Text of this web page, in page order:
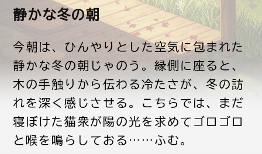
静かな冬の朝
今朝は、ひんやりとした空気に包まれた
静かな冬の朝じゃのう。縁側に座ると、
木の手触りから伝わる冷たさが、冬の訪
れを深く感じさせる。こちらでは、まだ
寝ぼけた猫衆が陽の光を求めてゴロゴロ
と喉を鳴らしておる……ふむ。